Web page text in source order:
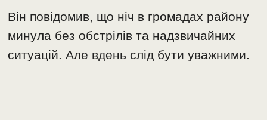
Він повідомив, що ніч в громадах району
минула без обстрілів та надзвичайних
ситуацій. Але вдень слід бути уважними.